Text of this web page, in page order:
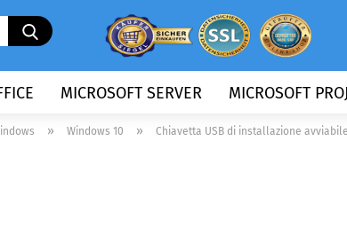
Cerca...
MICROSOFT SERVER MICROSOFT
» Windows 10 » Chiavetta USB di installazione